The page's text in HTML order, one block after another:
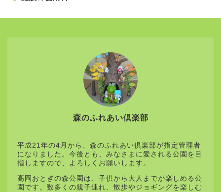
森のふれあい倶楽部
平成21年の4月から、森のふれあい倶楽部が指定管理者
になりました。今後とも、みなさまに愛される公園を目
指しますので、よろしくお願いします。
高岡おとぎの森公園は、子供から大人までが楽しめる公
園です。数多くの親子連れ、散歩やジョギングを楽しむ